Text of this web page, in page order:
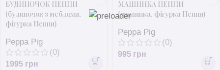
БУДИНОЧОК ПЕППИ
(будиночок з меблями,
фігурка Пеппи)
Peppa Pig
(0)
1995 грн
МАШИНКА ПЕППИ
(машинка, фігурка Пеппи)
Peppa Pig
(0)
995 грн